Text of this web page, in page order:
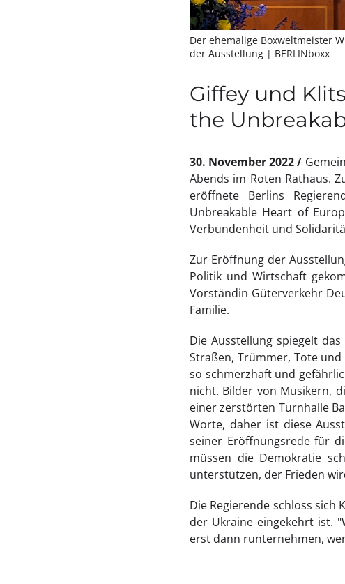
Der ehemalige Boxweltmeister
der Ausstellung | BERLINboxx
Giffey und
the
30. November 2022
Abends im Roten Rathaus.
eröffnete Berlins
Unbreakable Heart of
Verbundenheit und
Zur Eröffnung der
Politik und Wirtschaft
Vorständin Güterverkehr
Familie.
Die Ausstellung spiegelt
Straßen, Trümmer, Tote
so schmerzhaft und
nicht. Bilder von Musikern,
einer zerstörten Turnhalle
Worte, daher ist diese
seiner Eröffnungsrede für
müssen die Demokratie
unterstützen, der Frieden
Die Regierende schloss
der Ukraine eingekehrt ist.
erst dann runternehmen,